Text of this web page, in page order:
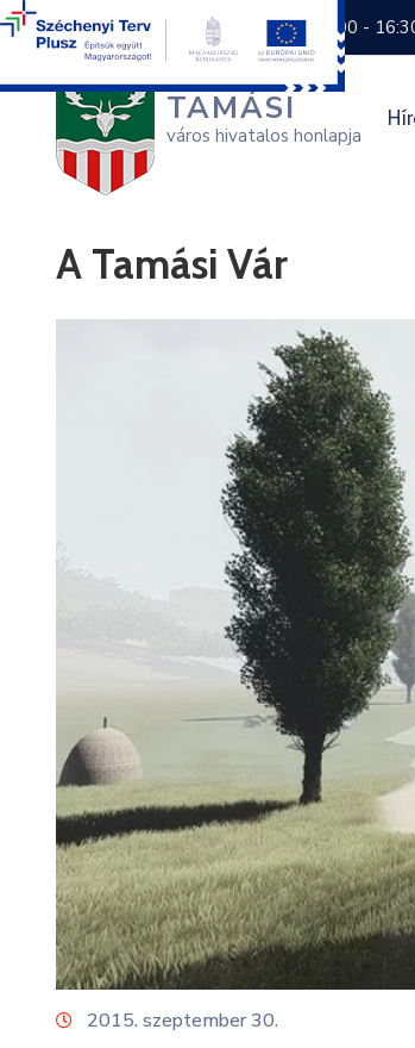
+36 74 570 800 H: 8:00 -
TAMÁSI
város hivatalos honlapja
A Tamási Vár
2015. szeptember 30.